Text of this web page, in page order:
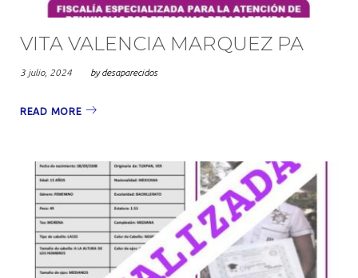
VITA VALENCIA MARQUEZ PA
3 julio, 2024 bydesaparecidos
READ MORE